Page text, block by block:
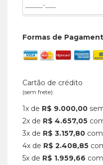
Formas de
Cartão de crédito
(sem frete)
1x de R$ 9.000,00
2x de R$ 4.657,05
3x de R$ 3.157,80
4x de R$ 2.408,85
5x de R$ 1.959,66